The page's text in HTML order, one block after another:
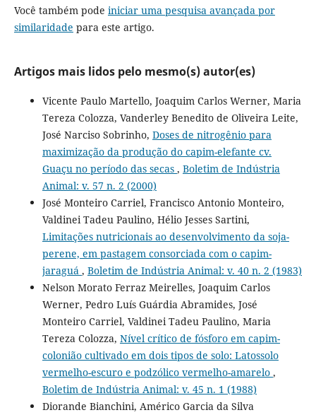
Você também pode iniciar uma pesquisa avançada por
similaridade para este artigo.
Artigos mais lidos pelo mesmo(s) autor(es)
Vicente Paulo Martello, Joaquim Carlos Werner, Maria
Tereza Colozza, Vanderley Benedito de Oliveira Leite,
José Narciso Sobrinho, Doses de nitrogênio para
maximização da produção do capim-elefante cv.
Guaçu no período das secas , Boletim de Indústria
Animal: v. 57 n. 2 (2000)
José Monteiro Carriel, Francisco Antonio Monteiro,
Valdinei Tadeu Paulino, Hélio Jesses Sartini,
Limitações nutricionais ao desenvolvimento da soja-
perene, em pastagem consorciada com o capim-
jaraguá , Boletim de Indústria Animal: v. 40 n. 2 (1983)
Nelson Morato Ferraz Meirelles, Joaquim Carlos
Werner, Pedro Luís Guárdia Abramides, José
Monteiro Carriel, Valdinei Tadeu Paulino, Maria
Tereza Colozza, Nível crítico de fósforo em capim-
colonião cultivado em dois tipos de solo: Latossolo
vermelho-escuro e podzólico vermelho-amarelo ,
Boletim de Indústria Animal: v. 45 n. 1 (1988)
Diorande Bianchini, Américo Garcia da Silva